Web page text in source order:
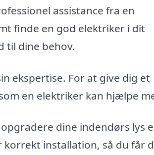
assistance fra en
finde en god elektriker i dit
til dine behov.
ekspertise. For at give dig et
en elektriker kan hjælpe
dine indendørs lys
installation, så du får